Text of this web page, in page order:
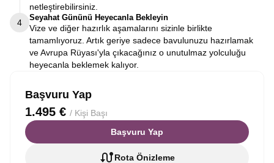
netleştirebilirsiniz.
4
Seyahat Gününü Heyecanla Bekleyin
Vize ve diğer hazırlık aşamalarını sizinle birlikte
tamamlıyoruz. Artık geriye sadece bavulunuzu hazırlamak
ve Avrupa Rüyası'yla çıkacağınız o unutulmaz yolculuğu
heyecanla beklemek kalıyor.
Başvuru Yap
1.495 € / Kişi Başı
Başvuru Yap
Rota Önizleme